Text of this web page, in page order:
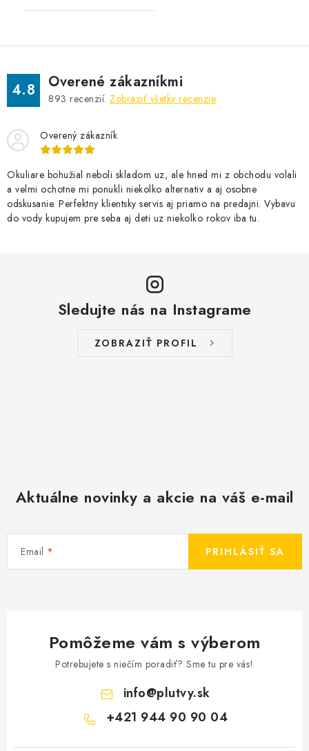
4.8 Overené zákazníkmi
893 recenzií. Zobraziť všetky recenzie
Overený zákazník
Okuliare bohužial neboli skladom uz, ale hned mi z obchodu volali
a velmi ochotne mi ponukli niekolko alternativ a aj osobne
odskusanie. Perfektny klientsky servis aj priamo na predajni. Vybavu
do vody kupujem pre seba aj deti uz niekolko rokov iba tu.
Sledujte nás na Instagrame
ZOBRAZIŤ PROFIL
Aktuálne novinky a akcie na váš e-mail
Email PRIHLÁSIŤ SA
Pomôžeme vám s výberom
Potrebujete s niečím poradiť? Sme tu pre vás!
info@plutvy.sk
+421 944 90 90 04